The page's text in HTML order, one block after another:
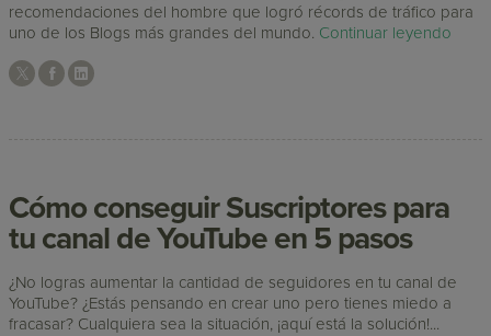
recomendaciones del hombre que logró récords de tráfico para
uno de los Blogs más grandes del mundo. Continuar leyendo
Cómo conseguir Suscriptores para
tu canal de YouTube en 5 pasos
¿No logras aumentar la cantidad de seguidores en tu canal de
YouTube? ¿Estás pensando en crear uno pero tienes miedo a
fracasar? Cualquiera sea la situación, ¡aquí está la solución!...